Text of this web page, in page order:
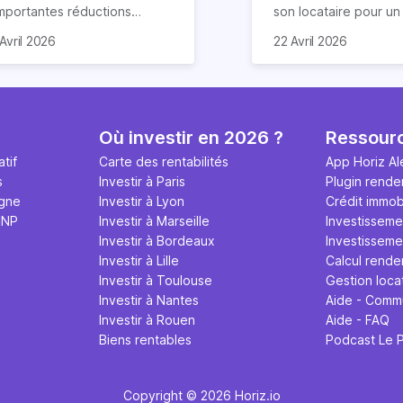
réductions
Elle concerne les
historique destinés à
et quelles
? Suivez notre guide
!
2026
son locataire pour
de nombreuses
Nous vous
sur le contrat de
22 Avril 2026
Où investir en 2026 ?
Carte des rentabilités
Investir à Paris
Investir à Lyon
Investir à Marseille
Investir à Bordeaux
Investir à Lille
Investir à Toulouse
Investir à Nantes
Investir à Rouen
Biens rentables
App Horiz
Plugin
Crédit
Calcul
Gestion
Aide -
Aide - FAQ
Podcast Le
Copyright © 2026 Horiz.io